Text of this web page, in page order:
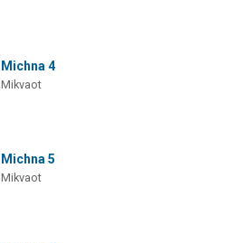
Michna 4
Mikvaot
Michna 5
Mikvaot